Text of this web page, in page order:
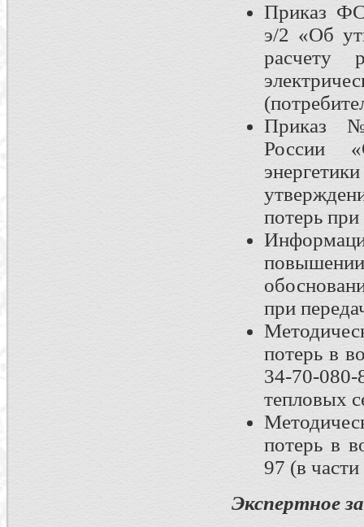
Приказ
э/2 «Об
расчету
Приказ
России
потерь при
при
потерь в
34-70-
тепловых
потерь в
97 (в
Экспертное